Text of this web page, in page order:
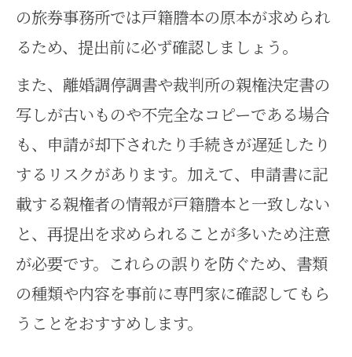
の旅券事務所では戸籍謄本の原本が求められ
るため、提出前に必ず確認しましょう。
また、離婚調停調書や裁判所の親権決定書の
写しが古いものや不完全なコピーである場合
も、申請が却下されたり手続きが遅延したり
するリスクがあります。加えて、申請書に記
載する親権者の情報が戸籍謄本と一致しない
と、再提出を求められることが多いため注意
が必要です。これらの誤りを防ぐため、書類
の種類や内容を事前に専門家に確認してもら
うことをおすすめします。